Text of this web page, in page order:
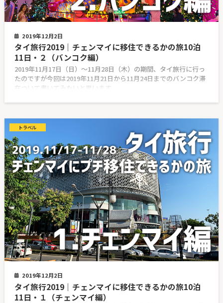
2019年12月2日
タイ旅行2019｜チェンマイに移住できるかの旅10泊
11日・２（バンコク編）
2019年11月17日（日）〜11月28日（木）の期間、タイ旅行に行っ
たのですが今回は2019年11月21日から11月24日までのバンコク滞
在ついて書いてみたいと思います。
トラベル
2019年12月2日
タイ旅行2019｜チェンマイに移住できるかの旅10泊
11日・１（チェンマイ編）